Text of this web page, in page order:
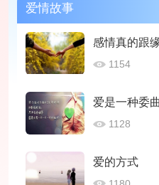
爱情故事
感情真的跟
1154
爱是一种委
1128
爱的方式